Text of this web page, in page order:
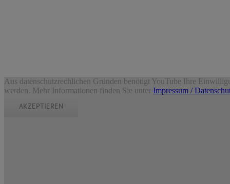
Aus datenschutzrechlichen Gründen benötigt YouTube Ihre
werden. Mehr Informationen finden Sie unter Impressum /
AKZEPTIEREN